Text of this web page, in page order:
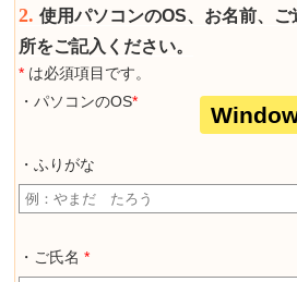
2. 使用パソコンのOS、お名前、
所をご記入ください。
* は必須項目です。
・パソコンのOS*
・ふりがな
・ご氏名*